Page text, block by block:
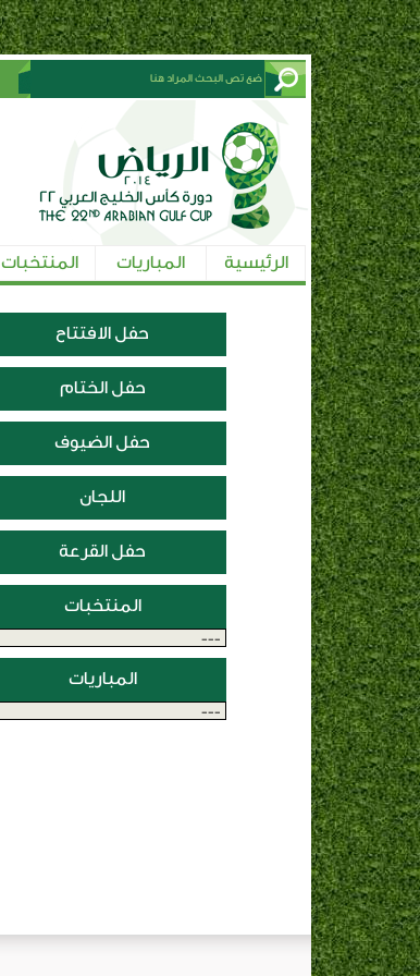
الرئيسية المباريات المنتخبات
حفل الافتتاح
حفل الختام
حفل الضيوف
اللجان
حفل القرعة
المنتخبات
المباريات